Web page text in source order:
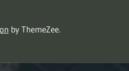
by ThemeZee.